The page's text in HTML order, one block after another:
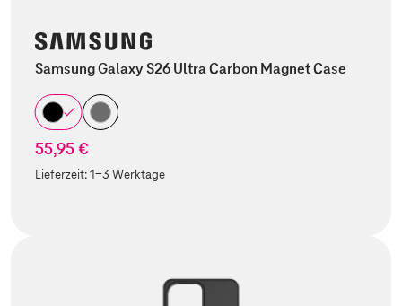
Samsung Galaxy S26 Ultra Carbon Magnet Case
55,95 €
Lieferzeit:1-3 Werktage